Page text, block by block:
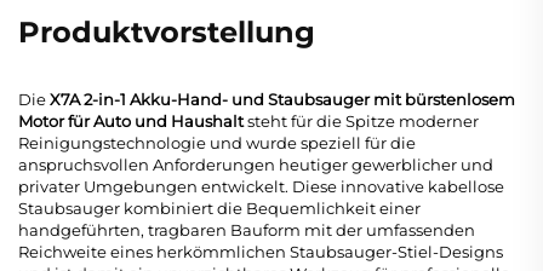
Produktvorstellung
DieX7A 2-in-1 Akku-Hand- und Staubsauger mit bürstenlosem
Motor für Auto und Haushaltsteht für die Spitze moderner
Reinigungstechnologie und wurde speziell für die
anspruchsvollen Anforderungen heutiger gewerblicher und
privater Umgebungen entwickelt. Diese innovative kabellose
Staubsauger kombiniert die Bequemlichkeit einer
handgeführten, tragbaren Bauform mit der umfassenden
Reichweite eines herkömmlichen Staubsauger-Stiel-Designs